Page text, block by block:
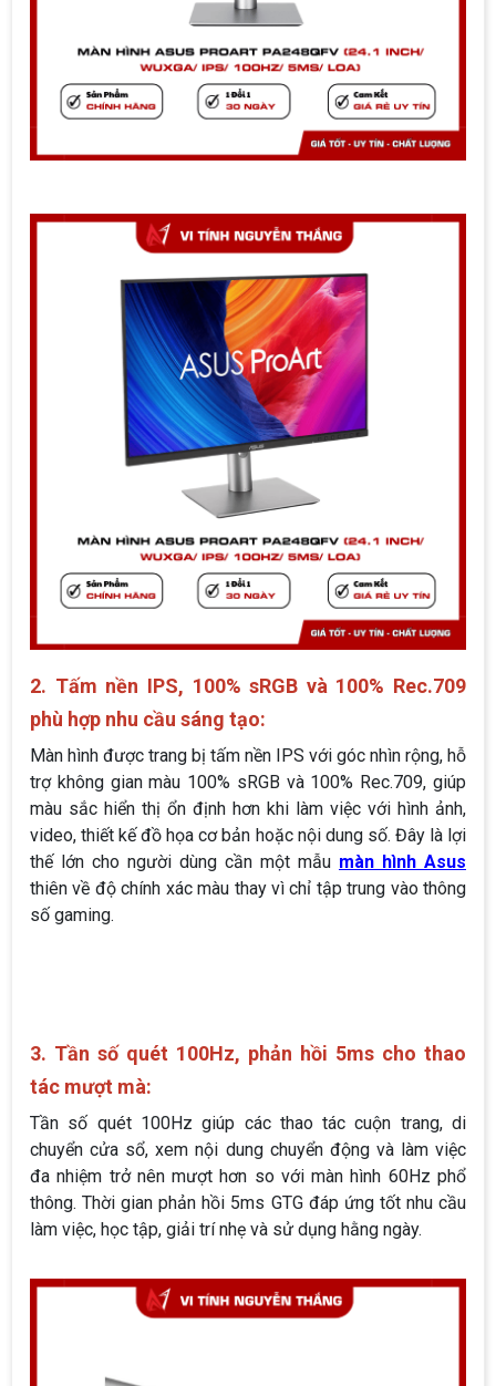
2. Tấm nền IPS, 100% sRGB và 100% Rec.709
phù hợp nhu cầu sáng tạo:
Màn hình được trang bị tấm nền IPS với góc nhìn rộng, hỗ
trợ không gian màu 100% sRGB và 100% Rec.709, giúp
màu sắc hiển thị ổn định hơn khi làm việc với hình ảnh,
video, thiết kế đồ họa cơ bản hoặc nội dung số. Đây là lợi
thế lớn cho người dùng cần một mẫu màn hình Asus
thiên về độ chính xác màu thay vì chỉ tập trung vào thông
số gaming.
3. Tần số quét 100Hz, phản hồi 5ms cho thao
tác mượt mà:
Tần số quét 100Hz giúp các thao tác cuộn trang, di
chuyển cửa sổ, xem nội dung chuyển động và làm việc
đa nhiệm trở nên mượt hơn so với màn hình 60Hz phổ
thông. Thời gian phản hồi 5ms GTG đáp ứng tốt nhu cầu
làm việc, học tập, giải trí nhẹ và sử dụng hằng ngày.